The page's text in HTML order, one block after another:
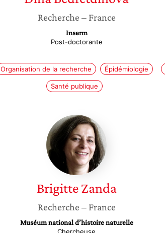
Recherche – France
Inserm
Post-doctorante
Organisation de la recherche Épidémiologie
Santé publique
Brigitte
Zanda
Brigitte Zanda
Recherche – France
Muséum national d’histoire naturelle